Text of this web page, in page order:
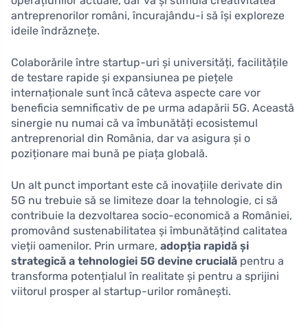
antreprenorilor români, încurajându-i să își exploreze
ideile îndrăznețe.
Colaborările între startup-uri și universități, facilitățile
de testare rapide și expansiunea pe piețele
internaționale sunt încă câteva aspecte care vor
beneficia semnificativ de pe urma adapării 5G. Această
sinergie nu numai că va îmbunătăți ecosistemul
antreprenorial din România, dar va asigura și o
poziționare mai bună pe piața globală.
Un alt punct important este că inovațiile derivate din
5G nu trebuie să se limiteze doar la tehnologie, ci să
contribuie la dezvoltarea socio-economică a României,
promovând sustenabilitatea și îmbunătățind calitatea
vieții oamenilor. Prin urmare, adopția rapidă și
strategică a tehnologiei 5G devine crucială pentru a
transforma potențialul în realitate și pentru a sprijini
viitorul prosper al startup-urilor românești.